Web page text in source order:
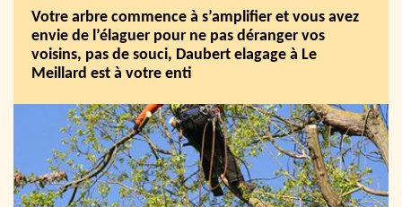
Votre arbre commence à s’amplifier et vous avez
envie de l’élaguer pour ne pas déranger vos
voisins, pas de souci, Daubert elagage à Le
Meillard est à votre enti